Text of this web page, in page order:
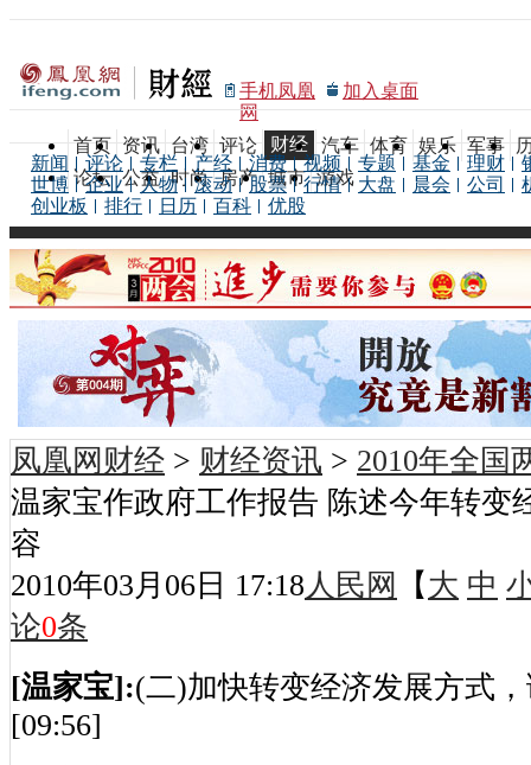
手机凤凰
网
加入桌面
首页 资讯 台湾 评论 财经 汽车 体育 娱乐 军事
论坛 公益 时尚 房产 城市 游戏
新闻 评论 专栏 产经 消费 视频 专题 基金 理财
世博
企业 人物 滚动 股票 行情 大盘 晨会 公司
创业板
排行 日历 百科 优股
凤凰网财经 > 财经资讯 > 2010年全国
温家宝作政府工作报告 陈述今年转变
容
2010年03月06日 17:18人民网 【 大 中
论0条
[温家宝]:(二)加快转变经济发展方式
[09:56]